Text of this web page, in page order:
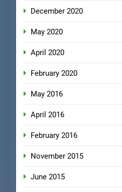
December 2020
May 2020
April 2020
February 2020
May 2016
April 2016
February 2016
November 2015
June 2015